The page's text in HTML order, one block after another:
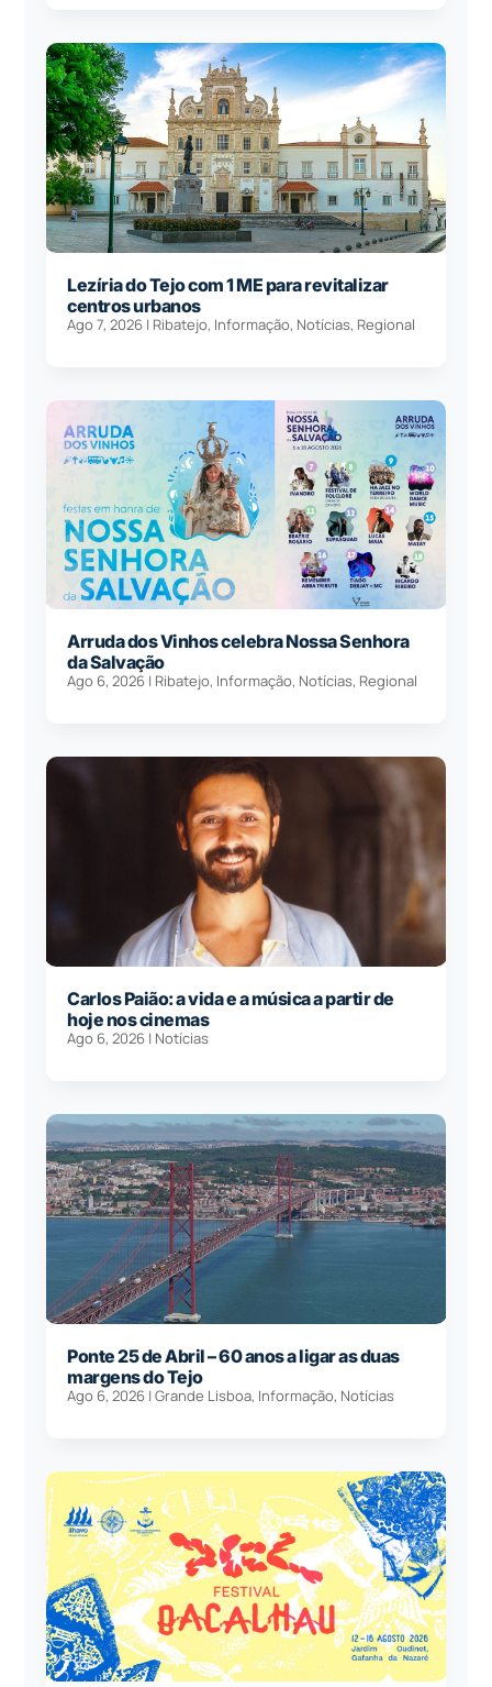
Lezíria do Tejo com 1 ME para revitalizar
centros urbanos
Ago 7, 2026 | Ribatejo, Informação, Notícias, Regional
Arruda dos Vinhos celebra Nossa Senhora
da Salvação
Ago 6, 2026 | Ribatejo, Informação, Notícias, Regional
Carlos Paião: a vida e a música a partir de
hoje nos cinemas
Ago 6, 2026 | Notícias
Ponte 25 de Abril – 60 anos a ligar as duas
margens do Tejo
Ago 6, 2026 |Grande Lisboa, Informação, Notícias